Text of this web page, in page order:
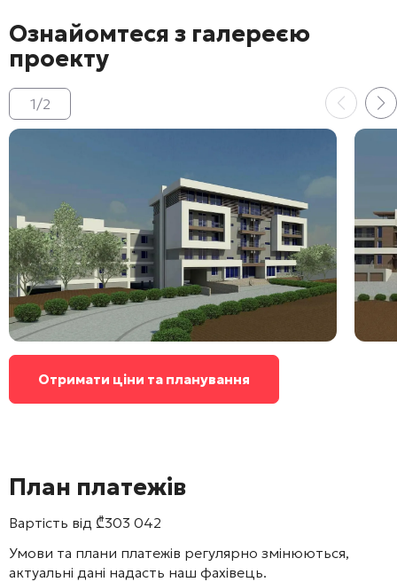
Ознайомтеся з галереєю
проекту
1/2
Отримати ціни та планування
План платежів
Вартість від ₾303 042
Умови та плани платежів регулярно змінюються,
актуальні дані надасть наш фахівець.